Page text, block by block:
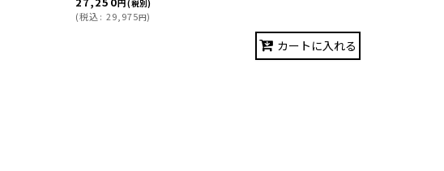
(税別)
(税込: 29,975円)
カートに入れる